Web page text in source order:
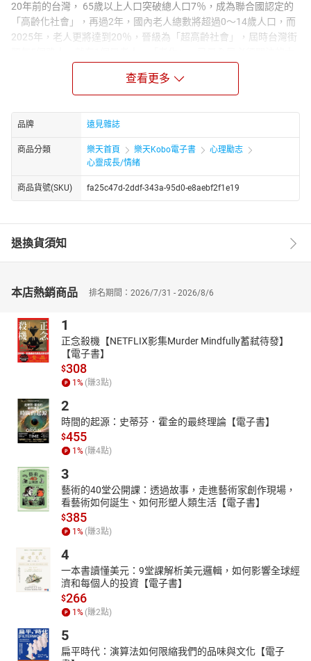
20年前的台灣， 65歲以上人口突破總人口7％，成為聯合國認定的
「高齡化社會」，再過2年，國內老人總數將超過0～14歲人口，而
2025年，老人更將達到20％，晉級為「超高齡社會」，屆時台灣街
事，不管年紀多大？離退休多久？都該重新認識老年、規劃老年生
長照改革等面向，深入剖析老化問題、關懷老年社會，讓老，不再
是恐懼，還能活出快樂與希望。
查看更多
品牌 遠見雜誌
商品分類 樂天首頁 樂天Kobo電子書
心理勵志
心靈成長/情緒
商品貨號(SKU) fa25c47d-2ddf-343a-95d0-e8aebf2f1e19
退換貨須知
本店熱銷商品 排名期間：2026/7/31 - 2026/8/6
1
正念殺機【NETFLIX影集Murder Mindfully蓄弒待發】
【電子書】
$308
1 % (賺3點)
2
時間的起源：史蒂芬．霍金的最終理論【電子書】
$455
1 % (賺4點)
3
藝術的40堂公開課：透過故事，走進藝術家創作現場，
看藝術如何誕生、如何形塑人類生活【電子書】
$385
1 % (賺3點)
4
一本書讀懂美元：9堂課解析美元邏輯，如何影響全球經
濟和每個人的投資【電子書】
$266
1 % (賺2點)
5
扁平時代：演算法如何限縮我們的品味與文化【電子